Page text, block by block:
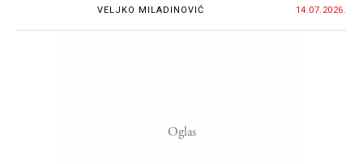
VELJKO MILADINOVIĆ 14.07.2026.